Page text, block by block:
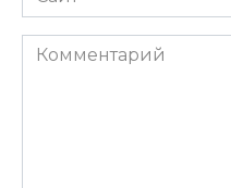
Комментарий